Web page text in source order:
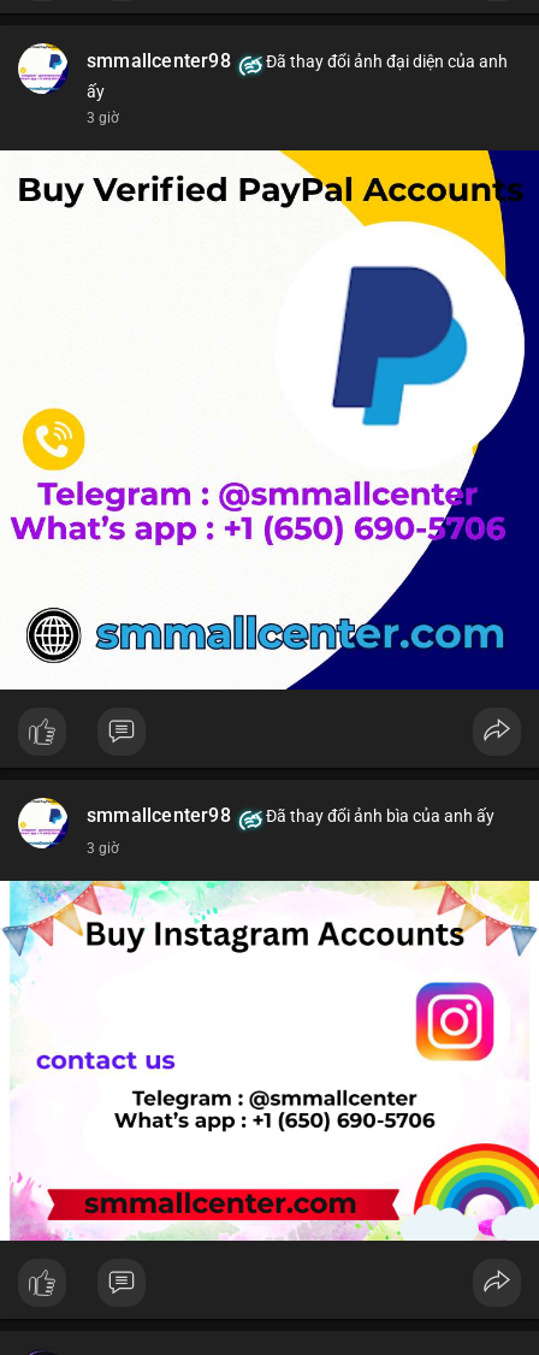
smmallcenter98
Đã thay đổi ảnh đại diện của anh
ấy
3 giờ
smmallcenter98 Đã thay đổi ảnh bìa của anh ấy
3 giờ